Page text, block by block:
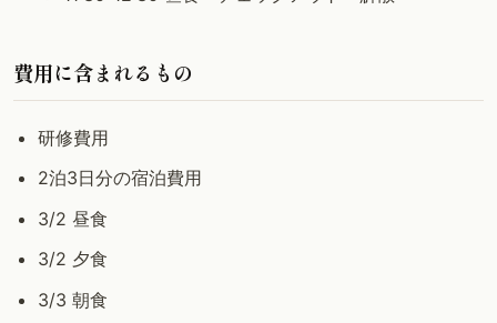
費用に含まれるもの
研修費用
2泊3日分の宿泊費用
3/2 昼食
3/2 夕食
3/3 朝食